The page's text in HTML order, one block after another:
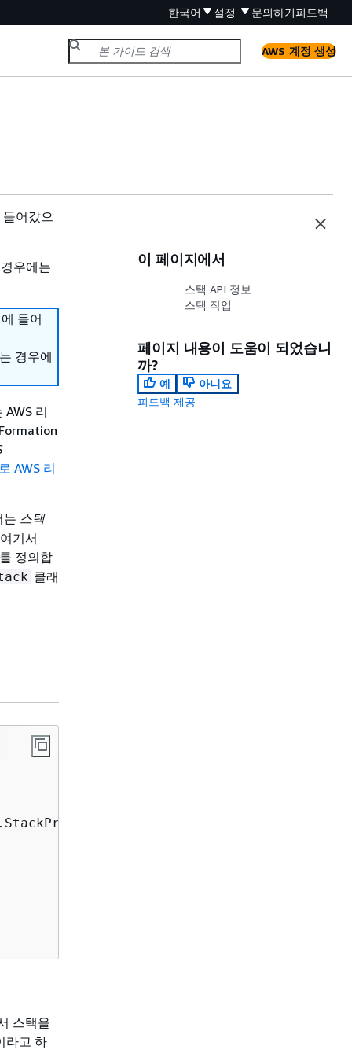
한국어 설정 문의하기피드백
AWS 계정 생성
들어갔으
우에는
들어
경우에
리
AWS 리
는 스택
기서
정의합
클래
스택을
라고 하
이 페이지에서
스택 API 정보
스택 작업
페이지 내용이 도움이 되었습니
까?
예
아니요
피드백 제공